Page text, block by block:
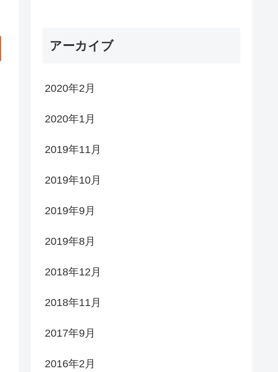
アーカイブ
2020年2月
2020年1月
2019年11月
2019年10月
2019年9月
2019年8月
2018年12月
2018年11月
2017年9月
2016年2月